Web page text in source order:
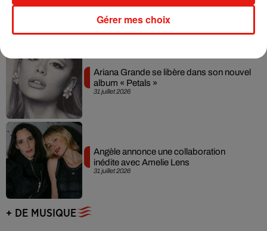
31 juillet 2026
Ariana Grande se libère dans son nouvel
album « Petals »
31 juillet 2026
Angèle annonce une collaboration
inédite avec Amelie Lens
+ DE MUSIQUE
Gérer mes choix